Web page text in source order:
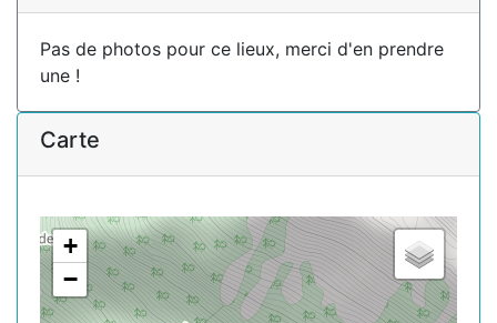
Pas de photos pour ce lieux, merci d'en prendre
une !
Carte
+
−